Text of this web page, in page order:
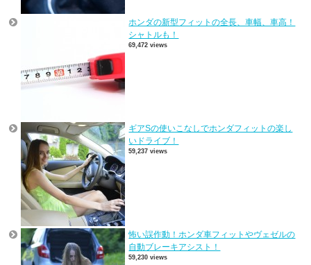
ホンダの新型フィットの全長、車幅、車高！
シャトルも！
69,472 views
ギアSの使いこなしでホンダフィットの楽し
いドライブ！
59,237 views
怖い誤作動！ホンダ車フィットやヴェゼルの
自動ブレーキアシスト！
59,230 views